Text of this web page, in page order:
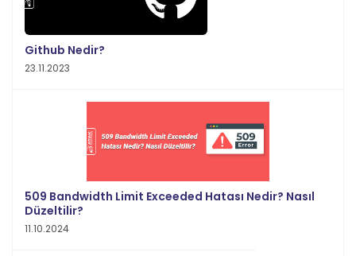
Github Nedir?
23.11.2023
509 Bandwidth Limit Exceeded Hatası Nedir? Nasıl
Düzeltilir?
11.10.2024